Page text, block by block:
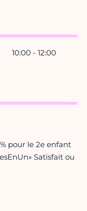
10:00 - 12:00
pour le 2e enfant
Satisfait ou